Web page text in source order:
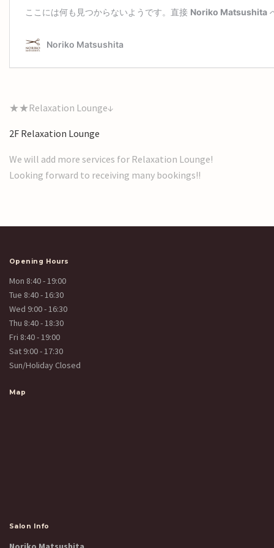
★★Relaxation Lounge↓
2F Relaxation Lounge
We will add more services for Relaxation Lounge!
Looking forward to receiving many bookings!!
Opening Hours
Mon 8:40 - 19:00
Tue 8:40 - 16:30
Wed 9:00 - 16:30
Thu 8:40 - 18:30
Fri 8:40 - 19:00
Sat 9:00 - 17:30
Sun/Holiday Closed
Map
Salon Info